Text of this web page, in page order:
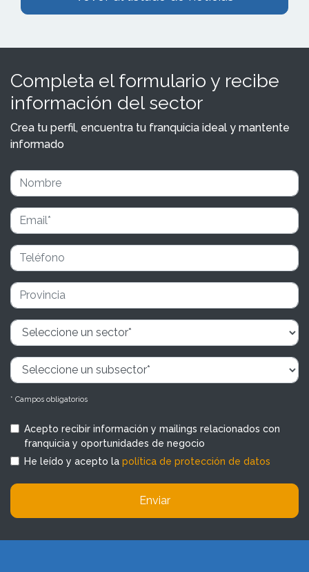
Completa el formulario y recibe
información del sector
Crea tu perfil, encuentra tu franquicia ideal y mantente
informado
* Campos obligatorios
Acepto recibir información y mailings relacionados con
franquicia y oportunidades de negocio
He leído y acepto la política de protección de datos
Enviar